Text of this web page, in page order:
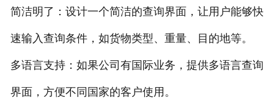
简洁明了：设计一个简洁的查询界面，让用户能够快
速输入查询条件，如货物类型、重量、目的地等。
多语言支持：如果公司有国际业务，提供多语言查询
界面，方便不同国家的客户使用。